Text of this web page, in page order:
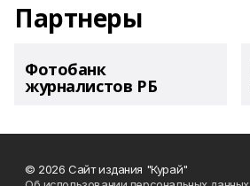
Партнеры
Фотобанк
журналистов РБ
© 2026 Сайт издания "Курай"